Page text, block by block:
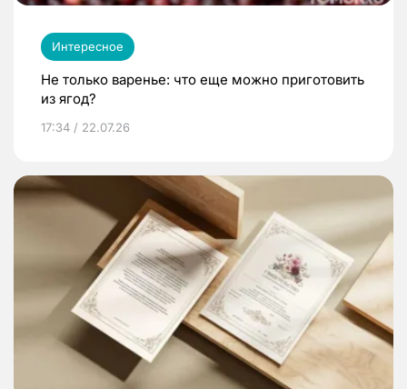
Интересное
Не только варенье: что еще можно приготовить
из ягод?
17:34 / 22.07.26